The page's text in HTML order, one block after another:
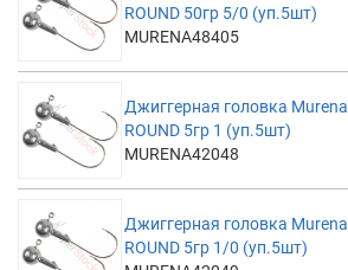
ROUND 50гр 5/0 (уп.5шт)
MURENA48405
Джиггерная головка Murena
ROUND 5гр 1 (уп.5шт)
MURENA42048
Джиггерная головка Murena
ROUND 5гр 1/0 (уп.5шт)